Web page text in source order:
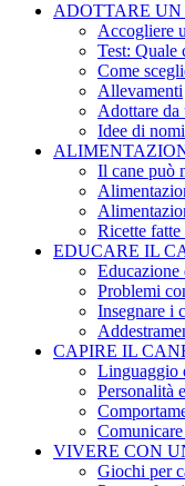
ADOTTARE UN
Accogliere
Test: Quale
Come
Allevamenti
Adottare
Idee di
Il cane può
Ricette fatte
EDUCARE IL
Educazione
Problemi
Insegnare i
CAPIRE IL
Linguaggio
Personalità
VIVERE CON
Giochi per